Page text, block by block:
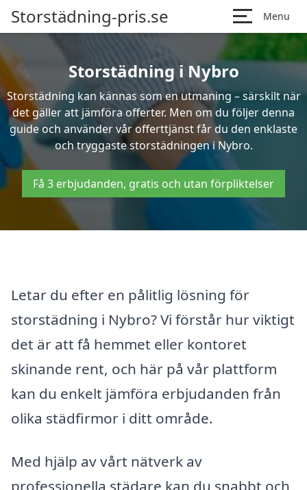
Storstädning-pris.se Menu
Storstädning i Nybro
Storstädning kan kännas som en utmaning – särskilt när
det gäller att jämföra offerter. Men om du följer denna
guide och använder vår offerttjänst får du den enklaste
och tryggaste storstädningen i Nybro.
Få 3 erbjudanden, gratis och utan förpliktelser
Letar du efter en pålitlig lösning för
storstädning i Nybro? Vi förstår hur viktigt
det är att få hemmet eller kontoret
skinande rent, och här på vår plattform
kan du enkelt jämföra erbjudanden från
olika städfirmor i ditt område.
Med hjälp av vårt nätverk av